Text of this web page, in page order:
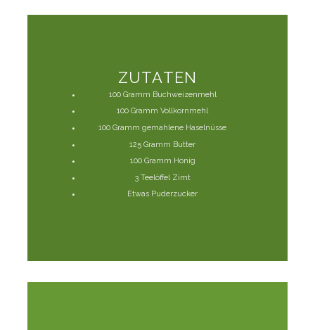
ZUTATEN
100 Gramm Buchweizenmehl
100 Gramm Vollkornmehl
100 Gramm gemahlene Haselnüsse
125 Gramm Butter
100 Gramm Honig
3 Teelöffel Zimt
Etwas Puderzucker